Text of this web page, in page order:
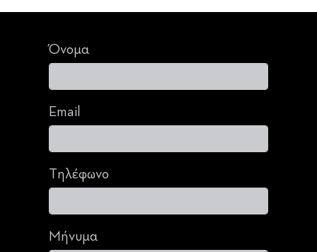
Όνομα
Email
Τηλέφωνο
Μήνυμα